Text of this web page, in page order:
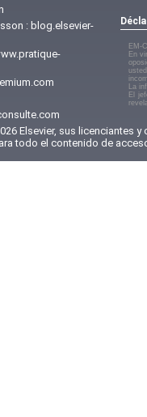
: blog.elsevier-
EM-
En
La
El
Elsevier, sus licenciantes
todo el contenido de